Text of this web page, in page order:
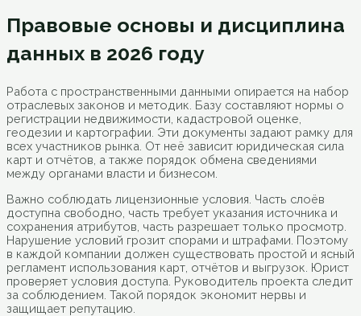
Правовые основы и дисциплина
данных в 2026 году
Работа с пространственными данными опирается на набор
отраслевых законов и методик. Базу составляют нормы о
регистрации недвижимости, кадастровой оценке,
геодезии и картографии. Эти документы задают рамку для
всех участников рынка. От неё зависит юридическая сила
карт и отчётов, а также порядок обмена сведениями
между органами власти и бизнесом.
Важно соблюдать лицензионные условия. Часть слоёв
доступна свободно, часть требует указания источника и
сохранения атрибутов, часть разрешает только просмотр.
Нарушение условий грозит спорами и штрафами. Поэтому
в каждой компании должен существовать простой и ясный
регламент использования карт, отчётов и выгрузок. Юрист
проверяет условия доступа. Руководитель проекта следит
за соблюдением. Такой порядок экономит нервы и
защищает репутацию.